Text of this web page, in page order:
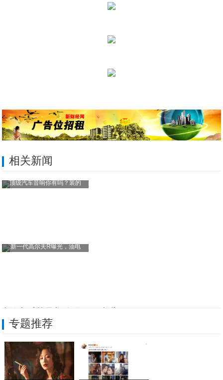
相关新闻
顶级汽车音响你有吗？装的
新一代高尔夫R曝光，油电
2020款奔驰GLS日常实用性测试报告
特斯拉全新掀背车或命名Model 2 重
日产“主帅”焕新，5.6L V8+四驱，
专题推荐